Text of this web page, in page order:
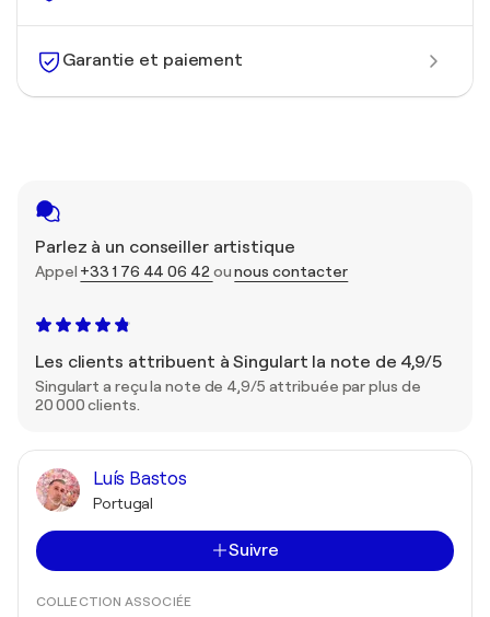
Garantie et paiement
Parlez à un conseiller artistique
Appel +33 1 76 44 06 42 ounous contacter
Les clients attribuent à Singulart la note de 4,9/5
Singulart a reçu la note de 4,9/5 attribuée par plus de
20 000 clients.
Luís Bastos
Portugal
Suivre
COLLECTION ASSOCIÉE